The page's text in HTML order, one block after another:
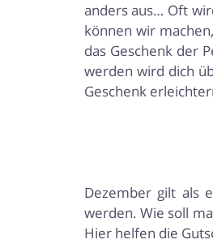
anders aus… Oft
können wir
das Geschenk der
werden wird dich
Geschenk
Dezember gilt als
werden. Wie soll
Hier helfen die